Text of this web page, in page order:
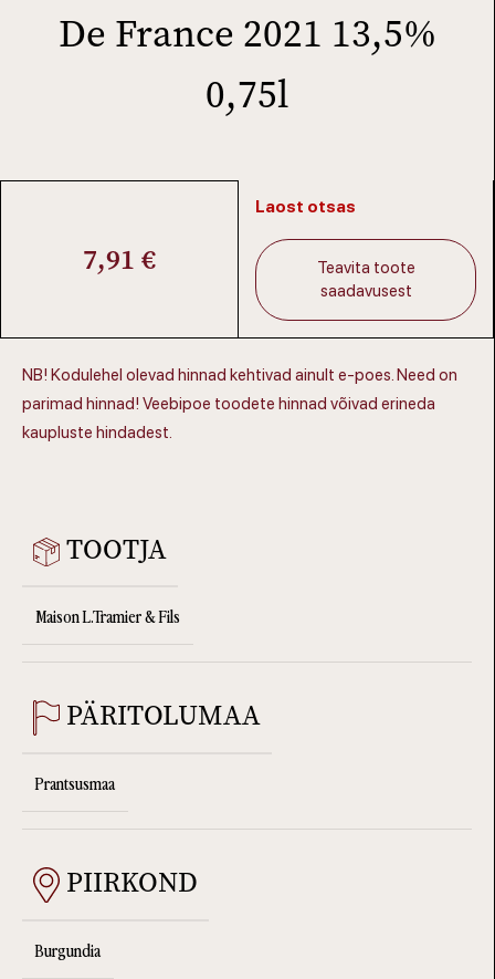
De France 2021 13,5%
0,75l
7,91€
Laost otsas
Teavita toote
saadavusest
NB! Kodulehel olevad hinnad kehtivad ainult e-poes. Need on
parimad hinnad! Veebipoe toodete hinnad võivad erineda
kaupluste hindadest.
TOOTJA
Maison L.Tramier & Fils
PÄRITOLUMAA
Prantsusmaa
PIIRKOND
Burgundia